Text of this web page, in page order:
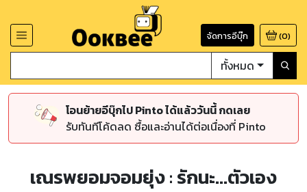
จัดการอีบุ๊ก (0)
ทั้งหมด
โอนย้ายอีบุ๊กไป Pinto ได้แล้ววันนี้ กดเลย
รับทันทีโค้ดลด ซื้อและอ่านได้ต่อเนื่องที่ Pinto
เณรพยอมจอมยุ่ง : รักนะ...ตัวเอง